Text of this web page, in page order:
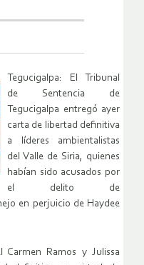
Tegucigalpa: El Tribunal
de Sentencia de
Tegucigalpa entregó ayer
carta de libertad definitiva
a líderes ambientalistas
del Valle de Siria, quienes
habían sido acusados por
el delito de
en perjuicio de Haydee
Ramos y Julissa